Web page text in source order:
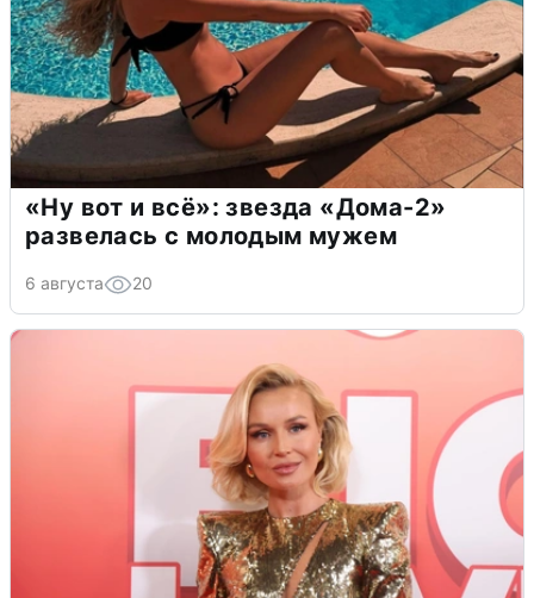
«Ну вот и всё»: звезда «Дома-2»
развелась с молодым мужем
6 августа 20